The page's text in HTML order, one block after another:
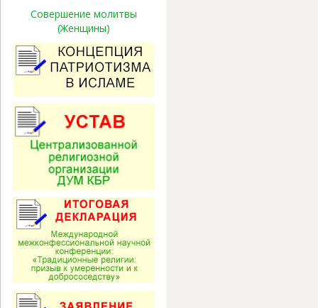
Совершение молитвы
(Женщины)